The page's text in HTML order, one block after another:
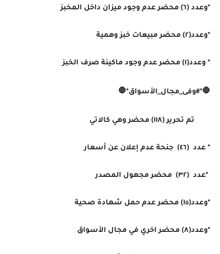
*وعدد (٦) محضر عدم وجود ميزان داخل المخبز
*وعدد(٢) محضر مبيعات خبز وهمية
* وعدد(١) محضر عدم وجود ماكينة صرف الخبز
🛑*#وفى_مجال_الأسواق*🛑
تم تحرير (١١٨) محضر وهي كالاتي
* عدد (٤٦) جنحة عدم إعلان عن أسعار
*عدد (٣٢) محضر مجهول المصدر
*وعدد(١٥) محضر عدم حمل شهادة صحية
*وعدد(٨) محضر اخري في مجال الأسواق